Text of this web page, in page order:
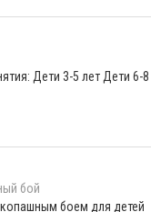
Дети 3-5 лет Дети 6-8
бой
боем для детей